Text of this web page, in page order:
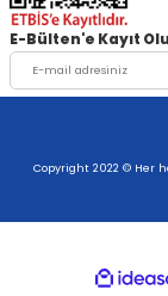
E-Bülten'e Kayıt
Copyright 2022 © Her